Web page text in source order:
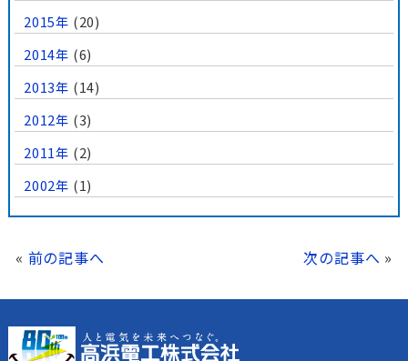
2015年 (20)
2014年 (6)
2013年 (14)
2012年 (3)
2011年 (2)
2002年 (1)
« 前の記事へ 次の記事へ »